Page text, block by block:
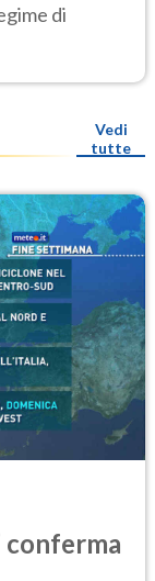
di
Vedi
tutte
conferma